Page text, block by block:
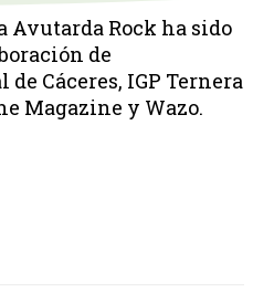
Rock ha sido
de
Cáceres, IGP Ternera
Magazine y Wazo.